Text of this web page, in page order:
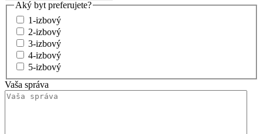
Aký byt preferujete?
1-izbový
2-izbový
3-izbový
4-izbový
5-izbový
Vaša správa